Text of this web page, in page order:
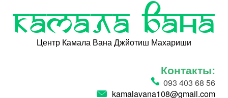
Камала Вана
Центр Камала Вана Джйотиш Махариши
Контакты:
093 403 68 56
kamalavana108@gmail.com